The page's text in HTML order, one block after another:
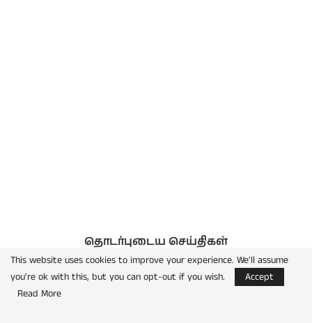
தொடர்புடைய செய்திகள்
This website uses cookies to improve your experience. We'll assume
you're ok with this, but you can opt-out if you wish.
Accept
Read More